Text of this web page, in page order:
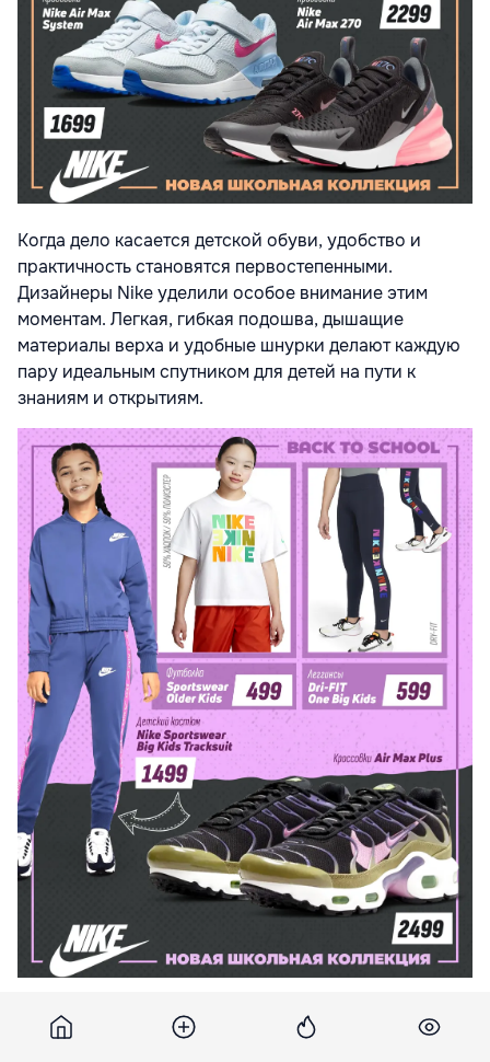
Когда дело касается детской обуви, удобство и
практичность становятся первостепенными.
Дизайнеры Nike уделили особое внимание этим
моментам. Легкая, гибкая подошва, дышащие
материалы верха и удобные шнурки делают каждую
пару идеальным спутником для детей на пути к
знаниям и открытиям.
Мы ждем вас на премьере осенней коллекции Nike
для школы и спорта. Это самый лучший выбор для